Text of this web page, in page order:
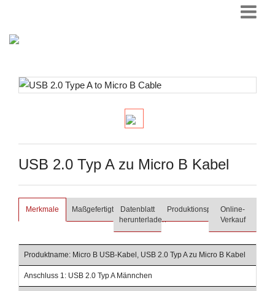
USB 2.0 Typ A zu Micro B Kabel
Merkmale Maßgefertigt
Datenblatt
herunterladen
ProduktionsprozessOnline-
Verkauf
Produktname: Micro B USB-Kabel, USB 2.0 Typ A zu Micro B Kabel
Anschluss 1: USB 2.0 Typ A Männchen